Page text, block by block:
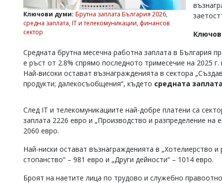
Касабова,
k.kassabova@flagman.bg
Главен
Колев,
въвеждат
читателите
Ключови думи: Брутна заплата България 2026,
средна заплата, IT и телекомуникации, финансов
сектор
Средната брутна месечна работна заплата в България
е ръст от 2.8% спрямо последното тримесечие на 2025
Най-високи остават възнагражденията в сектора
продукти; далекосъобщения“, където средната
След IT и телекомуникациите най-добре платени са
заплата 2226 евро и „Производство и разпределение на
2060 евро.
Най-ниски остават възнагражденията в „Хотелиерство
стопанство“ – 981 евро и „Други дейности“ – 1014 евро.
Броят на наетите лица по трудово и служебно